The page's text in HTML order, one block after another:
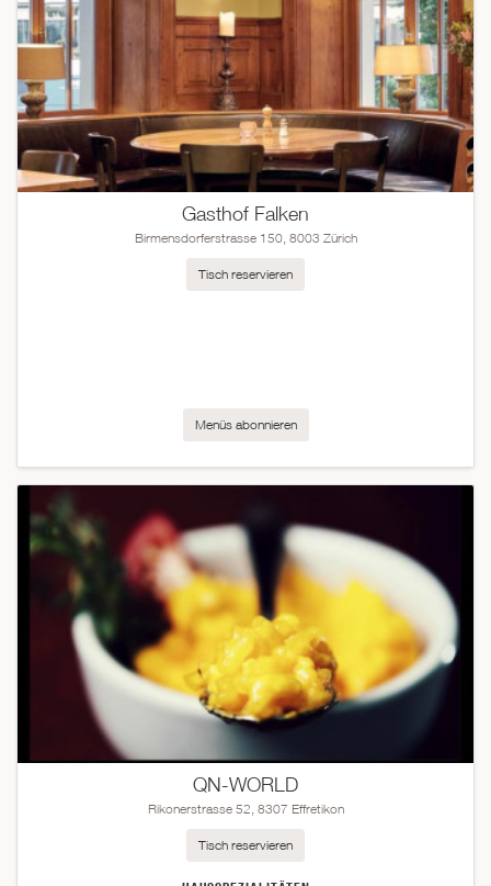
Gasthof Falken
Birmensdorferstrasse 150, 8003 Zürich
Menüs abonnieren
Tisch reservieren
QN-WORLD
Rikonerstrasse 52, 8307 Effretikon
Tisch reservieren